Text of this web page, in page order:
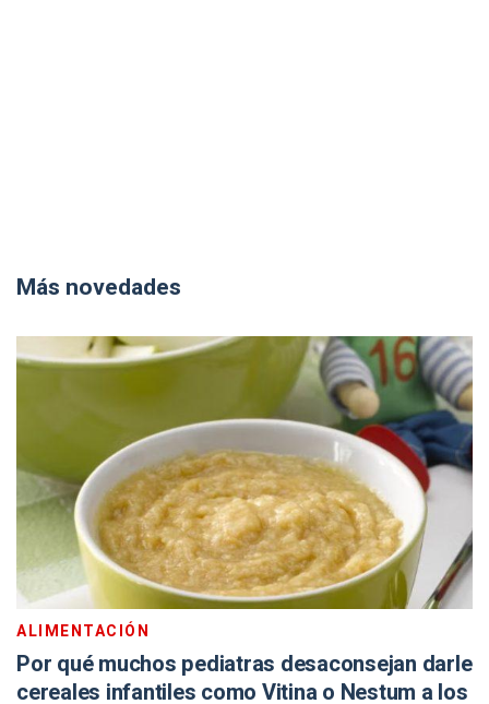
Más novedades
ALIMENTACIÓN
Por qué muchos pediatras desaconsejan darle
cereales infantiles como Vitina o Nestum a los